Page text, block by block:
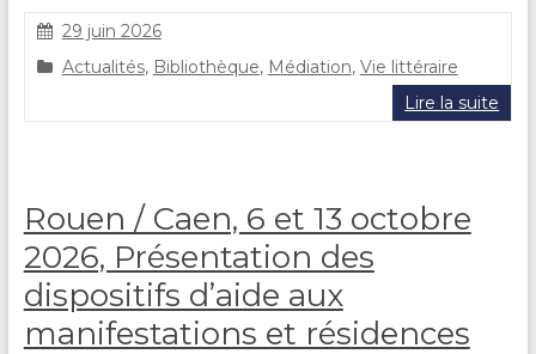
C
l
U
R
A
N
D
29 juin 2026
Actualités, Bibliothèque, Médiation, Vie littéraire
Lire la suite
Rouen / Caen, 6 et 13 octobre
2026, Présentation des
dispositifs d’aide aux
manifestations et résidences